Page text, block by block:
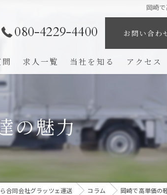
岡崎
080-4229-4400 お問い合わ
求人一覧 当社を知る
未経験
ドライバー
完全歩合制
アクセス
の魅力
合同会社グラッツェ運送 コラム 岡崎で高単価の